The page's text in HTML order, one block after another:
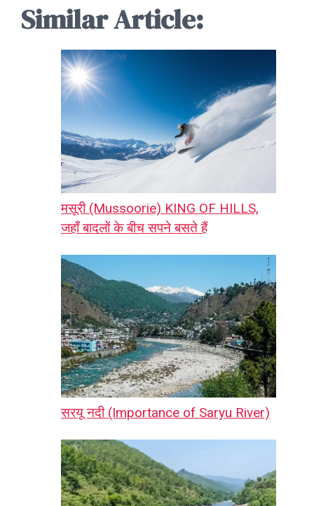
Similar Article:
मसूरी (Mussoorie) KING OF HILLS,
जहाँ बादलों के बीच सपने बसते हैं
सरयू नदी (Importance of Saryu River)